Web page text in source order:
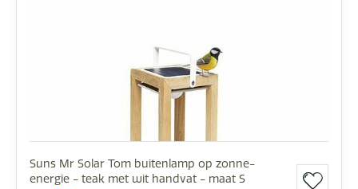
Suns Mr Solar Tom buitenlamp op zonne-
energie - teak met wit handvat - maat S